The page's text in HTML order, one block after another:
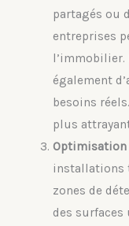
partagés ou
entreprises
l’immobilier.
également
besoins
plus
Optimisation
installations
zones de
des surfaces